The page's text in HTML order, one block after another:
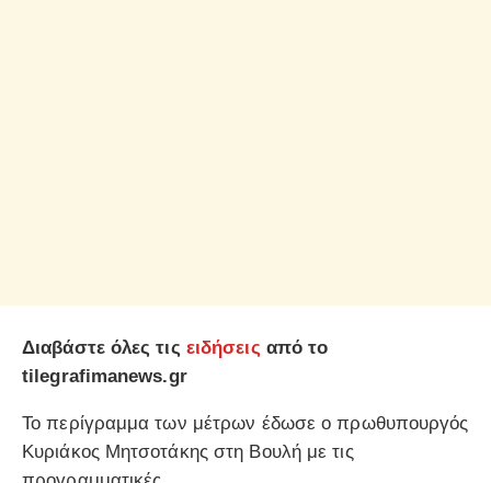
Διαβάστε όλες τις ειδήσεις από το
tilegrafimanews.gr
Το περίγραμμα των μέτρων έδωσε ο πρωθυπουργός
Κυριάκος Μητσοτάκης στη Βουλή με τις